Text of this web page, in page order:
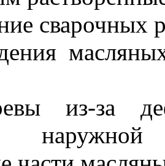
сварочных
из-за
наружной